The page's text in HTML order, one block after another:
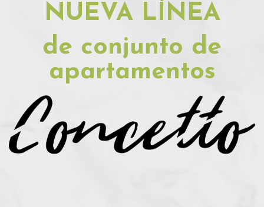
NUEVA LÍNEA
de conjunto de
apartamentos